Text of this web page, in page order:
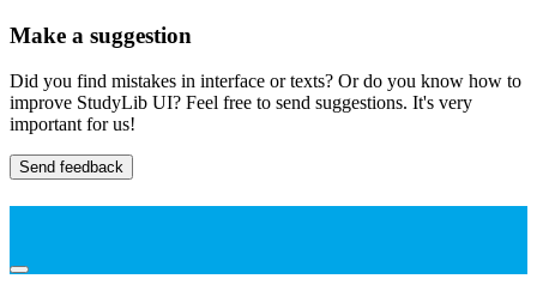
Make a suggestion
Did you find mistakes in interface or texts? Or do you know how to
improve StudyLib UI? Feel free to send suggestions. It's very
important for us!
Send feedback